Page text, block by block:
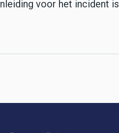
voor het incident is